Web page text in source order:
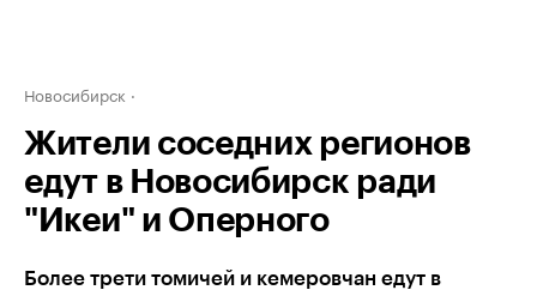
Новосибирск
Жители соседних регионов
едут в Новосибирск ради
"Икеи" и Оперного
Более трети томичей и кемеровчан едут в